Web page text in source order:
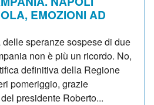
EMOZIONI AD
speranze sospese di due
non è più un ricordo. No,
definitiva della Regione
pomeriggio, grazie
presidente Roberto...